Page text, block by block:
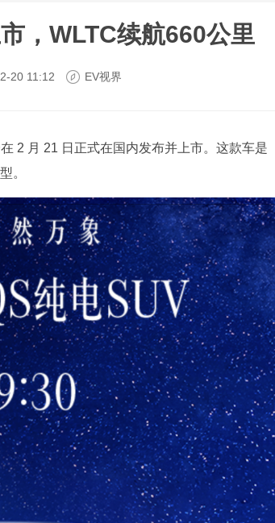
，WLTC续航660公里
20 11:12 EV视界
2 月 21 日正式在国内发布并上市。这款车是
。